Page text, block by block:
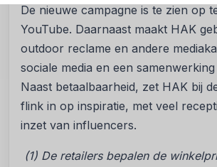
De nieuwe campagne is te zien op
YouTube. Daarnaast maakt HAK
outdoor reclame en andere
sociale media en een
Naast betaalbaarheid, zet HAK bij
flink in op inspiratie, met veel
inzet van influencers.
(1) De retailers bepalen de